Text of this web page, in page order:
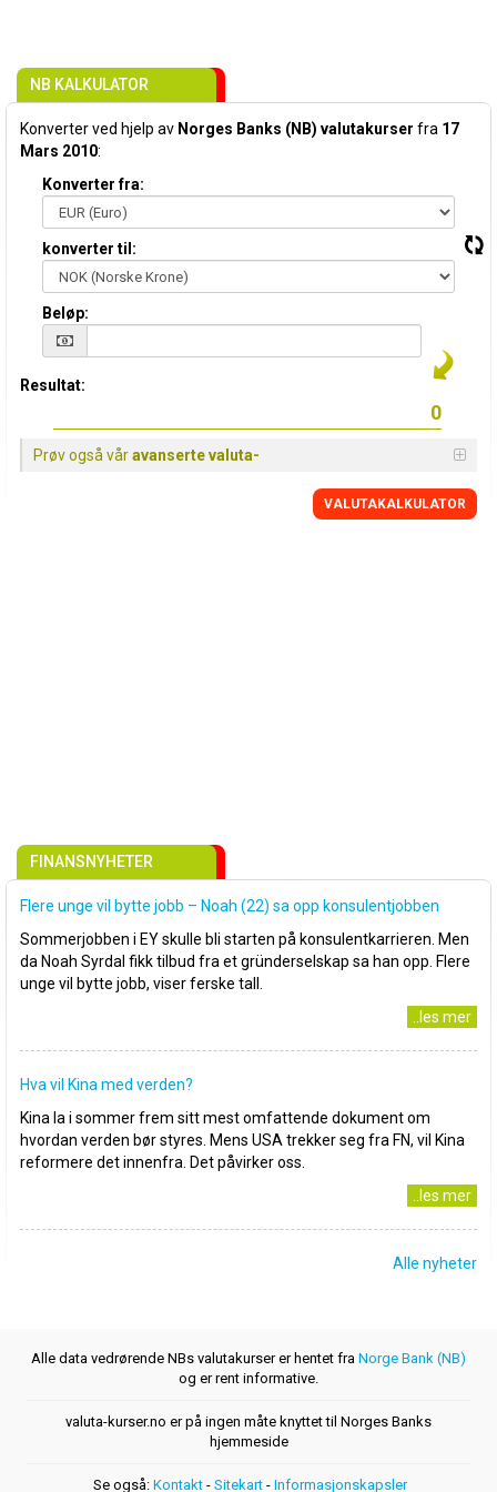
NB KALKULATOR
Konverter ved hjelp av Norges Banks (NB) valutakurser fra 17
Mars 2010:
Konverter fra:
konverter til:
Beløp:
Resultat:
Prøv også våravanserte valuta-
VALUTAKALKULATOR
FINANSNYHETER
Flere unge vil bytte jobb – Noah (22) sa opp konsulentjobben
Sommerjobben i EY skulle bli starten på konsulentkarrieren. Men
da Noah Syrdal fikk tilbud fra et gründerselskap sa han opp. Flere
unge vil bytte jobb, viser ferske tall.
..les mer
Hva vil Kina med verden?
Kina la i sommer frem sitt mest omfattende dokument om
hvordan verden bør styres. Mens USA trekker seg fra FN, vil Kina
reformere det innenfra. Det påvirker oss.
..les mer
Alle nyheter
Alle data vedrørende NBs valutakurser er hentet fra Norge Bank (NB)
og er rent informative.
valuta-kurser.no er på ingen måte knyttet til Norges Banks
hjemmeside
Se også: Kontakt - Sitekart - Informasjonskapsler